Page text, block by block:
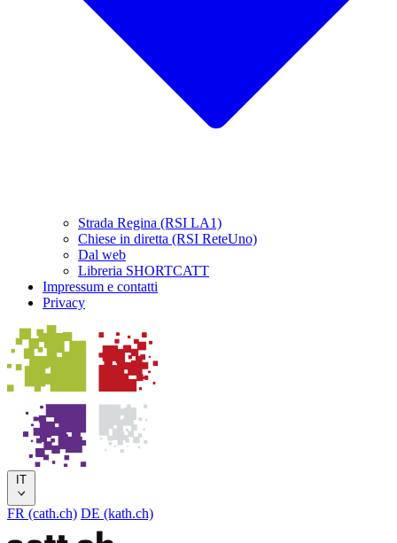
Strada Regina (RSI LA1)
Chiese in diretta (RSI ReteUno)
Dal web
Libreria SHORTCATT
Impressum e contatti
Privacy
IT
FR (cath.ch) DE (kath.ch)